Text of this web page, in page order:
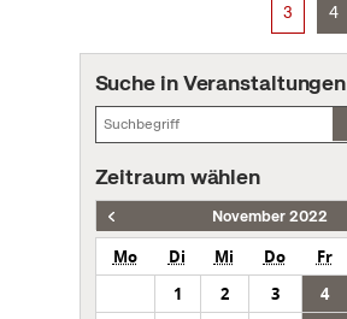
3 4
Suche in Veranstaltungen
Zeitraum wählen
November 2022
Mo Di Mi Do Fr
1
2 3 4